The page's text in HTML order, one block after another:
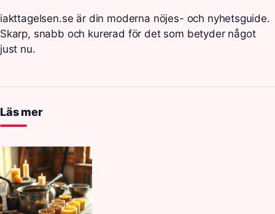
iakttagelsen.se är din moderna nöjes- och nyhetsguide.
Skarp, snabb och kurerad för det som betyder något
just nu.
Läs mer